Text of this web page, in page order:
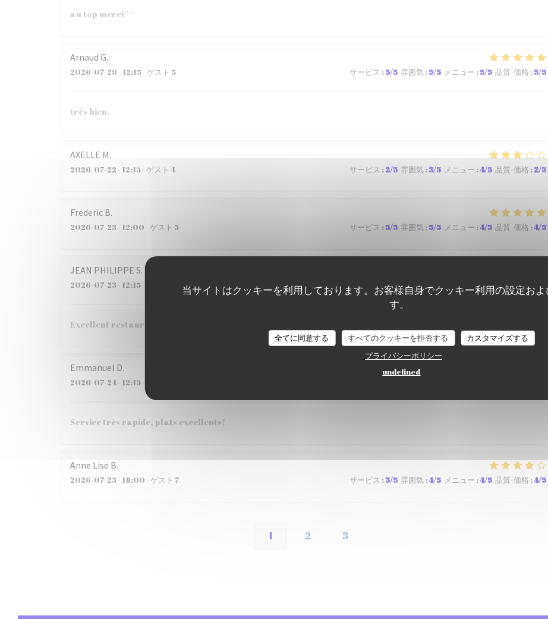
当サイトはクッキーを利用しております。お客様自身でクッキー利用の設定およ
す。
全てに同意する すべてのクッキーを拒否する
カスタマイズする
プライバシーポリシー
undefined
au top merci ^^
Arnaud G
2026-07-29 - 12:15 - ゲスト 5 サービス :5/5 雰囲気:5/5 メニュー :5/5 品質-価格 :5/5
très bien.
AXELLE M
2026-07-22 - 12:15 - ゲスト 4 サービス :2/5 雰囲気:3/5 メニュー :4/5 品質-価格 :2/5
Frederic B
2026-07-23- 12:00 - ゲスト 5 サービス :5/5 雰囲気:5/5 メニュー :4/5 品質-価格 :4/5
JEAN PHILIPPE S
2026-07-23- 12:15 - ゲスト 6 サービス : 4/5 雰囲気 :5/5 メニュー :5/5 品質-価格: /5
Excellent restaurant !!!
Emmanuel D
2026-07-24- 12:15 - ゲスト 3
Service très rapide, plats excellents!
Anne Lise B
2026-07-23- 18:00 - ゲスト 7 サービス :3/5 雰囲気:4/5 メニュー :4/5 品質-価格 :4/5
1 2 3